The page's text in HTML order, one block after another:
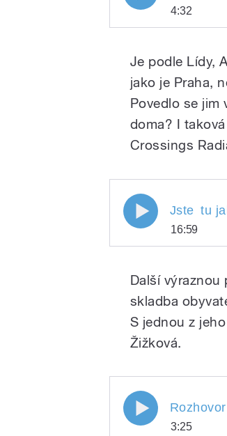
pause
/
pause
4:32
Je podle Lídy,
jako je Praha,
Povedlo se jim
doma? I
Crossings
Jste tu jako
/
Jste tu
16:59
Další
skladba
S jednou z
Žižková.
Rozhovor o
obyvatelek
3:25